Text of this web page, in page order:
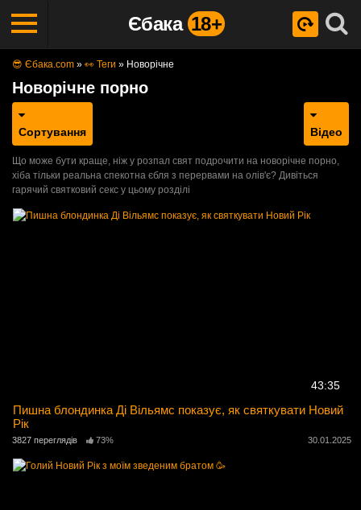
Єбака 18+
😎 Єбака.com » 👀 Теги » Новорічне
Новорічне порно
Сортування Відео
Що може бути краще, ніж у розпал свят подрочити на новорічне порно,
хіба тільки реальна спекотна єбля з перервами на олів'є? Дивіться
гарячий святковий секс у цьому розділі
43:35
Пишна блондинка Ді Вільямс показує, як святкувати Новий
Рік
3827 переглядів 73% 30.01.2025